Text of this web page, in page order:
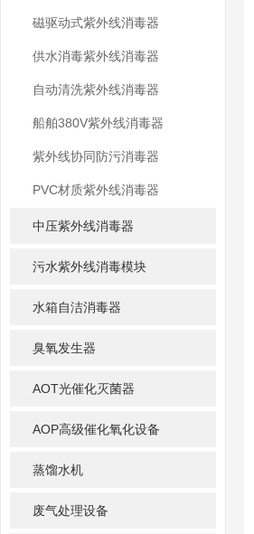
磁驱动式紫外线消毒器
供水消毒紫外线消毒器
自动清洗紫外线消毒器
船舶380V紫外线消毒器
紫外线协同防污消毒器
PVC材质紫外线消毒器
中压紫外线消毒器
污水紫外线消毒模块
水箱自洁消毒器
臭氧发生器
AOT光催化灭菌器
AOP高级催化氧化设备
蒸馏水机
废气处理设备